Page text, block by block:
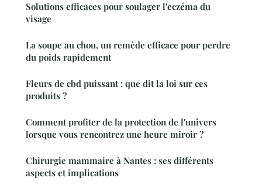
Solutions efficaces pour soulager l'eczéma du
visage
La soupe au chou, un remède efficace pour perdre
du poids rapidement
Fleurs de cbd puissant : que dit la loi sur ces
produits ?
Comment profiter de la protection de l'univers
lorsque vous rencontrez une heure miroir ?
Chirurgie mammaire à Nantes : ses différents
aspects et implications